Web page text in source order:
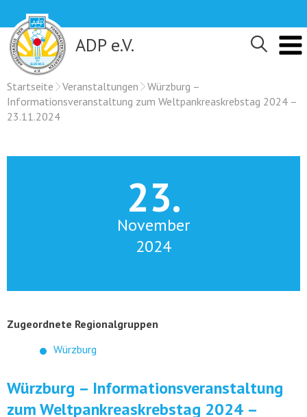
content
ADP e.V.
Startseite Veranstaltungen
Würzburg –
Informationsveranstaltung zum Weltpankreaskrebstag 2024 –
23.11.2024
23.
November
2024
Zugeordnete Regionalgruppen
Würzburg
Würzburg – Informationsveranstaltung
zum Weltpankreaskrebstag 2024 –